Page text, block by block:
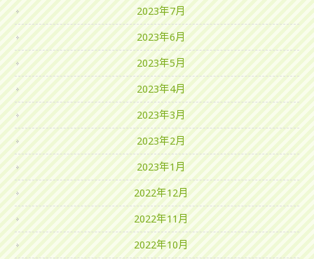
2023年7月
2023年6月
2023年5月
2023年4月
2023年3月
2023年2月
2023年1月
2022年12月
2022年11月
2022年10月